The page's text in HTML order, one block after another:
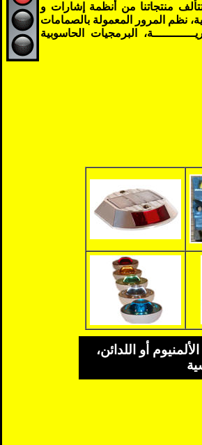
منتجاتنا من أنظمة إشارات و
نظم المرور المعمولة بالصمامات
يــــــــــــة، البرمجيات الحاسوبية
أو اللدائن،